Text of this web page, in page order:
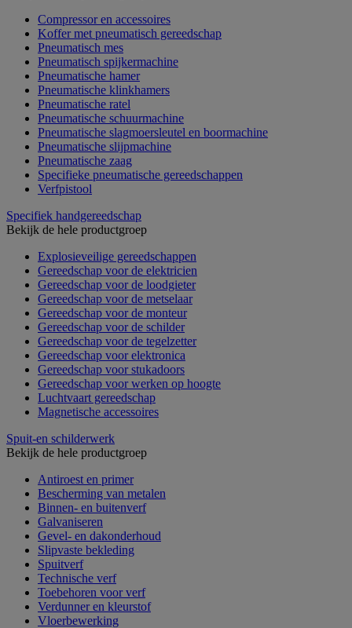
Compressor en accessoires
Koffer met pneumatisch gereedschap
Pneumatisch mes
Pneumatisch spijkermachine
Pneumatische hamer
Pneumatische klinkhamers
Pneumatische ratel
Pneumatische schuurmachine
Pneumatische slagmoersleutel en boormachine
Pneumatische slijpmachine
Pneumatische zaag
Specifieke pneumatische gereedschappen
Verfpistool
Specifiek handgereedschap
Bekijk de hele productgroep
Explosieveilige gereedschappen
Gereedschap voor de elektricien
Gereedschap voor de loodgieter
Gereedschap voor de metselaar
Gereedschap voor de monteur
Gereedschap voor de schilder
Gereedschap voor de tegelzetter
Gereedschap voor elektronica
Gereedschap voor stukadoors
Gereedschap voor werken op hoogte
Luchtvaart gereedschap
Magnetische accessoires
Spuit-en schilderwerk
Bekijk de hele productgroep
Antiroest en primer
Bescherming van metalen
Binnen- en buitenverf
Galvaniseren
Gevel- en dakonderhoud
Slipvaste bekleding
Spuitverf
Technische verf
Toebehoren voor verf
Verdunner en kleurstof
Vloerbewerking